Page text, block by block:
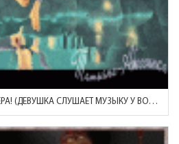
ЗАМЕЧАТЕЛЬНОГО ТЕБЕ ВЕЧЕРА! (ДЕВУШКА СЛУШАЕТ МУЗЫКУ У ВОДЫ))